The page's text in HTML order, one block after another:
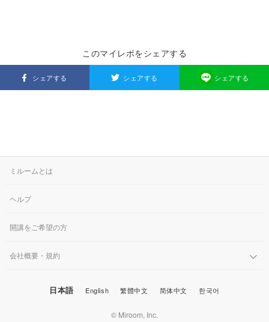
このマイレポをシェアする
シェアする シェアする シェアする
ミルームとは
ヘルプ
開講をご希望の方
会社概要・規約
日本語 English 繁體中文 简体中文 한국어
© Miroom, Inc.